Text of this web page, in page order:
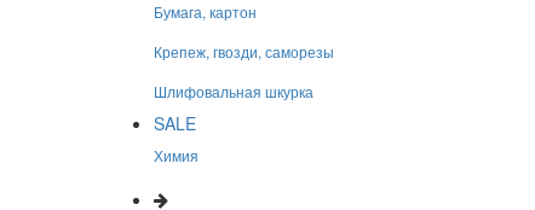
Бумага, картон
Крепеж, гвозди, саморезы
Шлифовальная шкурка
SALE
Химия